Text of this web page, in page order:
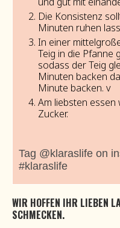
Die Konsistenz
Minuten ruhen
In einer
Teig in die Pfanne
sodass der Teig
Minuten backen
Minute backen. v
Am liebsten
Zucker.
Tag @klaraslife on
#klaraslife
WIR HOFFEN IHR LIEBEN
SCHMECKEN.